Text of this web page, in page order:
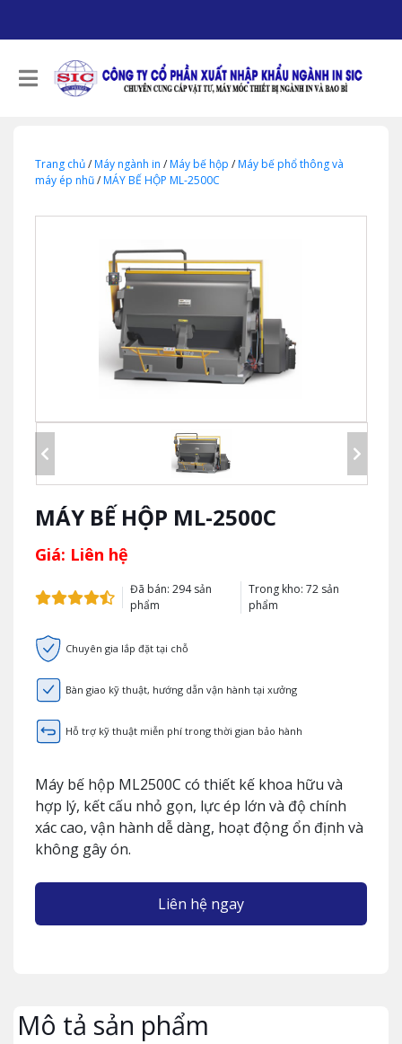
Trang chủ/Máy ngành in /Máy bế hộp /Máy bế phổ thông và
máy ép nhũ/MÁY BẾ HỘP ML-2500C
MÁY BẾ HỘP ML-2500C
Giá: Liên hệ
Đã bán: 294 sản
phẩm
Trong kho: 72 sản
phẩm
Chuyên gia lắp đặt tại chỗ
Bàn giao kỹ thuật, hướng dẫn vận hành tại xưởng
Hỗ trợ kỹ thuật miễn phí trong thời gian bảo hành
Máy bế hộp ML2500C có thiết kế khoa hữu và
hợp lý, kết cấu nhỏ gọn, lực ép lớn và độ chính
xác cao, vận hành dễ dàng, hoạt động ổn định và
không gây ón.
Liên hệ ngay
Mô tả sản phẩm